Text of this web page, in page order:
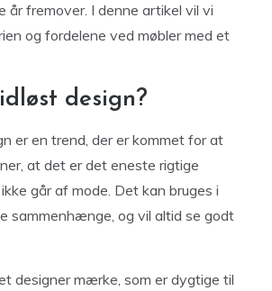
år fremover. I denne artikel vil vi
og fordelene ved møbler med et
design?
er en trend, der er kommet for at
at det er det eneste rigtige
går af mode. Det kan bruges i
sammenhænge, og vil altid se godt
designer mærke, som er dygtige til